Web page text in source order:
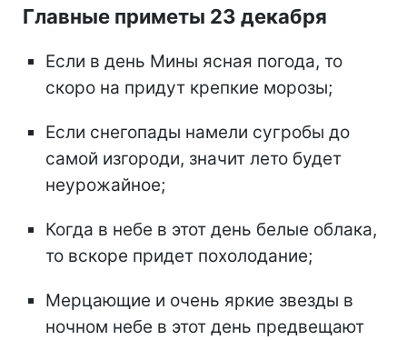
Главные приметы 23 декабря
Если в день Мины ясная погода, то
скоро на придут крепкие морозы;
Если снегопады намели сугробы до
самой изгороди, значит лето будет
неурожайное;
Когда в небе в этот день белые облака,
то вскоре придет похолодание;
Мерцающие и очень яркие звезды в
ночном небе в этот день предвещают